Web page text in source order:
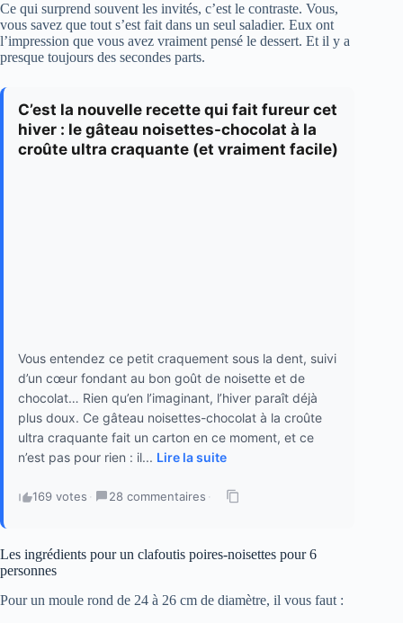
Ce qui surprend souvent les invités, c’est le contraste. Vous,
vous savez que tout s’est fait dans un seul saladier. Eux ont
l’impression que vous avez vraiment pensé le dessert. Et il y a
presque toujours des secondes parts.
C’est la nouvelle recette qui fait fureur cet
hiver : le gâteau noisettes-chocolat à la
croûte ultra craquante (et vraiment facile)
Vous entendez ce petit craquement sous la dent, suivi
d’un cœur fondant au bon goût de noisette et de
chocolat… Rien qu’en l’imaginant, l’hiver paraît déjà
plus doux. Ce gâteau noisettes-chocolat à la croûte
ultra craquante fait un carton en ce moment, et ce
n’est pas pour rien : il... Lire la suite
169 votes · 28 commentaires ·
Les ingrédients pour un clafoutis poires‑noisettes pour 6
personnes
Pour un moule rond de 24 à 26 cm de diamètre, il vous faut :